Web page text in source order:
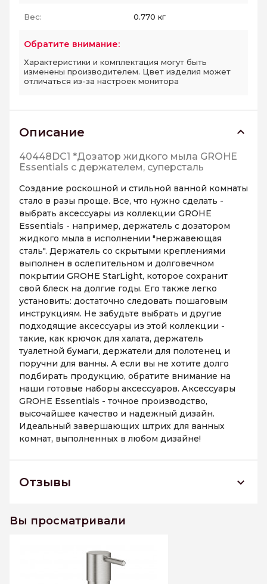
Вес: 0.770 кг
Обратите внимание:
Характеристики и комплектация могут быть
изменены производителем. Цвет изделия может
отличаться из-за настроек монитора
Описание
40448DC1 *Дозатор жидкого мыла GROHE
Essentials с держателем, суперсталь
Создание роскошной и стильной ванной комнаты
стало в разы проще. Все, что нужно сделать -
выбрать аксессуары из коллекции GROHE
Essentials - например, держатель с дозатором
жидкого мыла в исполнении "нержавеющая
сталь". Держатель со скрытыми креплениями
выполнен в ослепительном и долговечном
покрытии GROHE StarLight, которое сохранит
свой блеск на долгие годы. Его также легко
установить: достаточно следовать пошаговым
инструкциям. Не забудьте выбрать и другие
подходящие аксессуары из этой коллекции -
такие, как крючок для халата, держатель
туалетной бумаги, держатели для полотенец и
поручни для ванны. А если вы не хотите долго
подбирать продукцию, обратите внимание на
наши готовые наборы аксессуаров. Аксессуары
GROHE Essentials - точное производство,
высочайшее качество и надежный дизайн.
Идеальный завершающих штрих для ванных
комнат, выполненных в любом дизайне!
Отзывы
Essentials с держателем, суперсталь
Вы просматривали